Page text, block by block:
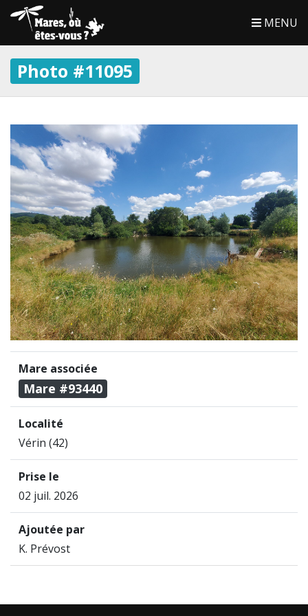
MENU
Photo #11095
Mare associée
Mare #93440
Localité
Vérin (42)
Prise le
02 juil. 2026
Ajoutée par
K. Prévost